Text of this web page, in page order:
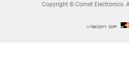
Copyright © Comet Electronics.